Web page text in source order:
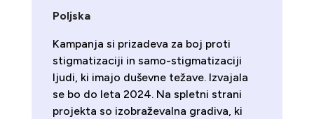
Poljska
Kampanja si prizadeva za boj proti
stigmatizaciji in samo-stigmatizaciji
ljudi, ki imajo duševne težave. Izvajala
se bo do leta 2024. Na spletni strani
projekta so izobraževalna gradiva, ki